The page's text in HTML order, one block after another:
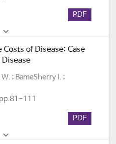
PDF
of Disease: Case
Disease
; BameSherry I. ;
pp.81-111
PDF